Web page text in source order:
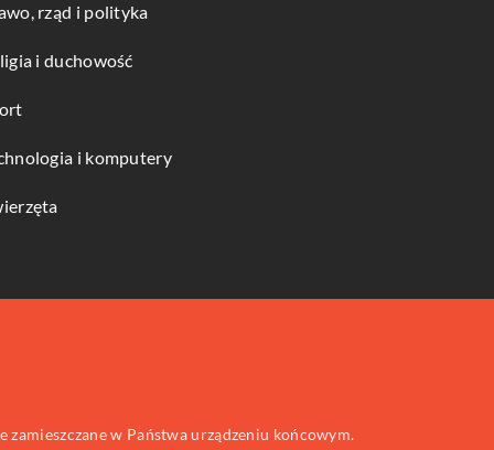
rząd i polityka
i duchowość
i komputery
w Państwa urządzeniu końcowym.